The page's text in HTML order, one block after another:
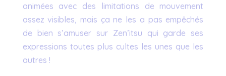
animées avec des limitations de mouvement
assez visibles, mais ça ne les a pas empêchés
de bien s’amuser sur Zen’itsu qui garde ses
expressions toutes plus cultes les unes que les
autres !